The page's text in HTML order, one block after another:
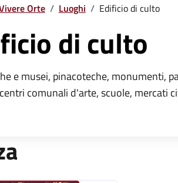
Orte / Luoghi / Edificio di culto
di culto
e musei, pinacoteche, monumenti,
comunali d'arte, scuole, mercati